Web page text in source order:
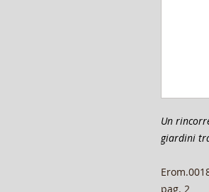
Un
giardini
pag. 2